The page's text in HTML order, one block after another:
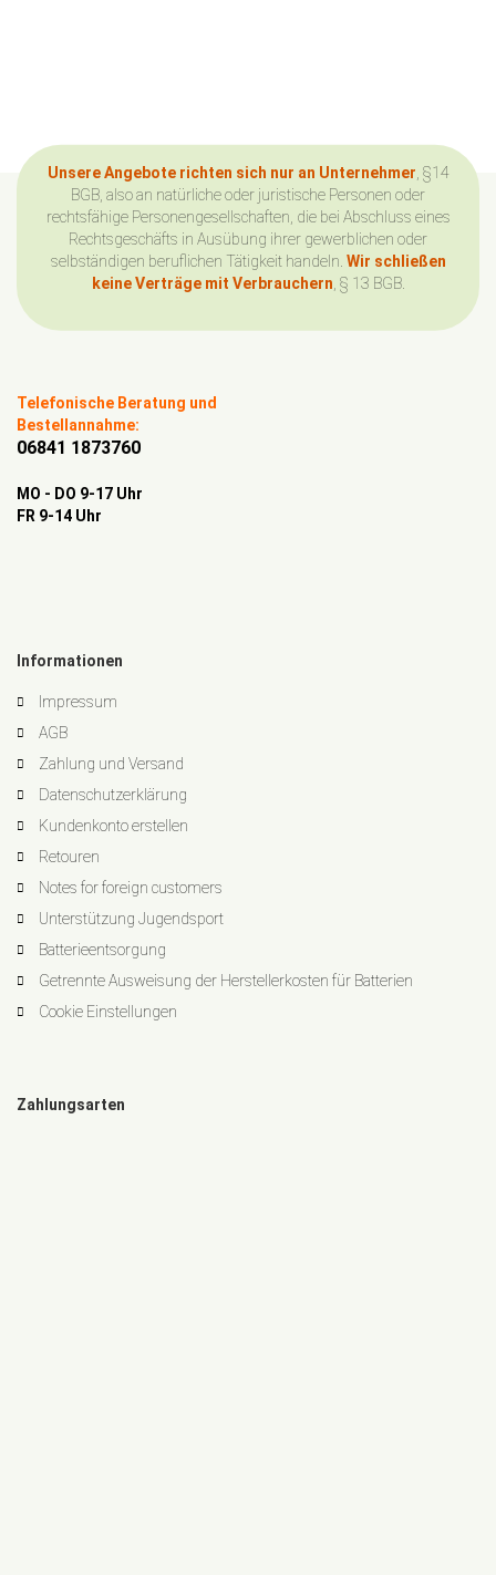
Unsere Angebote richten sich nur an Unternehmer , §14
BGB, also an natürliche oder juristische Personen oder
rechtsfähige Personengesellschaften, die bei Abschluss eines
Rechtsgeschäfts in Ausübung ihrer gewerblichen oder
selbständigen beruflichen Tätigkeit handeln. Wir schließen
keine Verträge mit Verbrauchern , § 13 BGB.
Telefonische Beratung und
Bestellannahme:
06841 1873760
MO - DO 9-17 Uhr
FR 9-14 Uhr
Informationen
Impressum
AGB
Zahlung und Versand
Datenschutzerklärung
Kundenkonto erstellen
Retouren
Notes for foreign customers
Unterstützung Jugendsport
Batterieentsorgung
Getrennte Ausweisung der Herstellerkosten für Batterien
Cookie Einstellungen
Zahlungsarten